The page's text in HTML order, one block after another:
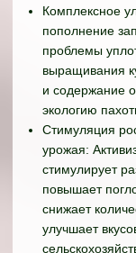
Комплексное
пополнение
проблемы
выращивания
и содержание
экологию
Стимуляция
урожая:
стимулирует
повышает
снижает
улучшает